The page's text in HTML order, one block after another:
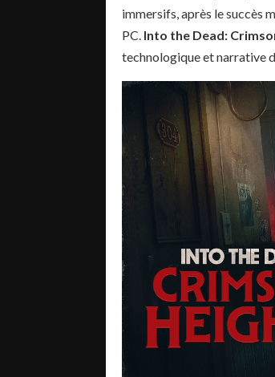
immersifs, après le succès
PC. Into the Dead:
technologique et narrative